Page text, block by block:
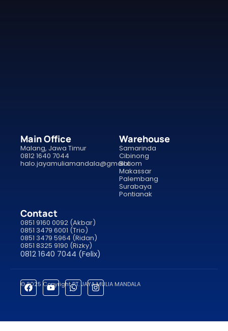
Main Office
Malang, Jawa Timur
0812 1640 7044
halo.jayamuliamandala@gmail.com
Warehouse
Samarinda
Cibinong
Bali
Makassar
Palembang
Surabaya
Pontianak
Contact
0851 9160 0092 (Akbar)
0851 3479 6001 (Trio)
0851 3479 5964 (Ridan)
0851 8325 9190 (Rizky)
0812 1640 7044 (Felix)
© 2025 Copyright PT. JAYA MULIA MANDALA